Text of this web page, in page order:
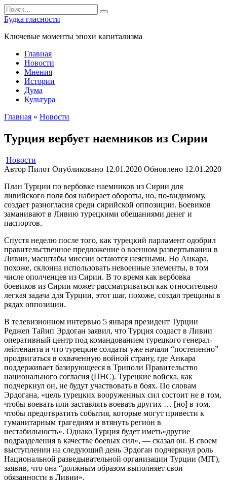
Перейти
к
содержанию
Search
for:
Будка гласности
Ключевые моменты эпохи капитализма
Главная
Новости
Мнения
Истории
Дума
Культура
Главная » Новости
Турция вербует наемников из Сирии
Новости
Автор Пилот Опубликовано 12.01.2020 Обновлено 12.01.2020
План Турции по вербовке наемников из Сирии для
ливийского поля боя набирает обороты, но, по-видимому,
создает разногласия среди сирийской оппозиции. Боевиков
заманивают в Ливию турецкими обещаниями денег и
паспортов.
Спустя неделю после того, как турецкий парламент одобрил
правительственное предложение о военном развертывании в
Ливии, масштабы миссии остаются неясными. Но Анкара,
похоже, склонна использовать невоенные элементы, в том
числе ополченцев из Сирии. В то время как вербовка
боевиков из Сирии может рассматриваться как относительно
легкая задача для Турции, этот шаг, похоже, создал трещины в
рядах оппозиции.
В телевизионном интервью 5 января президент Турции
Реджеп Тайип Эрдоган заявил, что Турция создаст в Ливии
оперативный центр под командованием турецкого генерал-
лейтенанта и что турецкие солдаты уже начали “постепенно”
продвигаться в охваченную войной страну, где Анкара
поддерживает базирующееся в Триполи Правительство
национального согласия (ПНС). Турецкие войска, как
подчеркнул он, не будут участвовать в боях. По словам
Эрдогана, «цель турецких вооруженных сил состоит не в том,
чтобы воевать или заставлять воевать других … [но] в том,
чтобы предотвратить события, которые могут привести к
гуманитарным трагедиям и втянуть регион в
нестабильность». Однако Турция будет иметь»другие
подразделения в качестве боевых сил», — сказал он. В своем
выступлении на следующий день Эрдоган подчеркнул роль
Национальной разведывательной организации Турции (MIT),
заявив, что она “должным образом выполняет свои
обязанности в Ливии».